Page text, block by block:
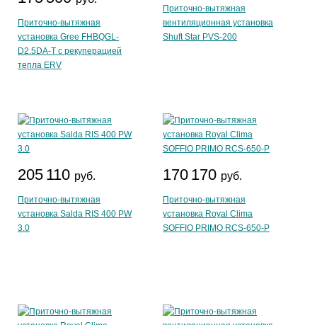
Приточно-вытяжная
установка Gree FHBQGL-
D2.5DA-T с рекуперацией
тепла ERV
Приточно-вытяжная
вентиляционная установка
Shuft Star PVS-200
205 110 руб.
Приточно-вытяжная
установка Salda RIS 400 PW
3.0
170 170 руб.
Приточно-вытяжная
установка Royal Clima
SOFFIO PRIMO RCS-650-P